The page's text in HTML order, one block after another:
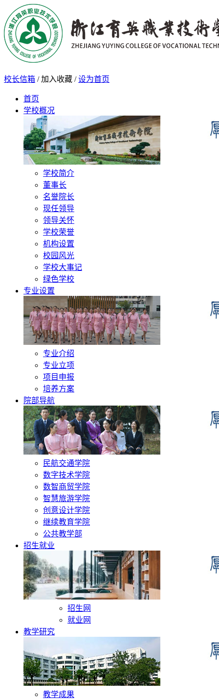
校长信箱 / 加入收藏 / 设为首页
首页
学校概况
学校简介
董事长
名誉院长
现任领导
领导关怀
学校荣誉
机构设置
校园风光
学校大事记
绿色学校
专业设置
专业介绍
专业立项
项目申报
培养方案
院部导航
民航交通学院
数字技术学院
数智商贸学院
智慧旅游学院
创意设计学院
继续教育学院
公共教学部
招生就业
招生网
就业网
教学研究
教学成果